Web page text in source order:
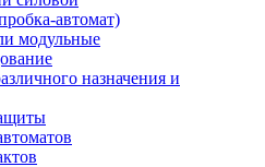
автомат)
модульные
назначения и